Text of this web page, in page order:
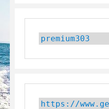
premium303
https://